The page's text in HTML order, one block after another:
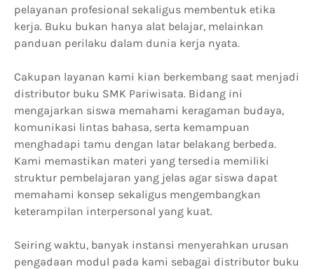
pelayanan profesional sekaligus membentuk etika
kerja. Buku bukan hanya alat belajar, melainkan
panduan perilaku dalam dunia kerja nyata.
Cakupan layanan kami kian berkembang saat menjadi
distributor buku SMK Pariwisata. Bidang ini
mengajarkan siswa memahami keragaman budaya,
komunikasi lintas bahasa, serta kemampuan
menghadapi tamu dengan latar belakang berbeda.
Kami memastikan materi yang tersedia memiliki
struktur pembelajaran yang jelas agar siswa dapat
memahami konsep sekaligus mengembangkan
keterampilan interpersonal yang kuat.
Seiring waktu, banyak instansi menyerahkan urusan
pengadaan modul pada kami sebagai distributor buku